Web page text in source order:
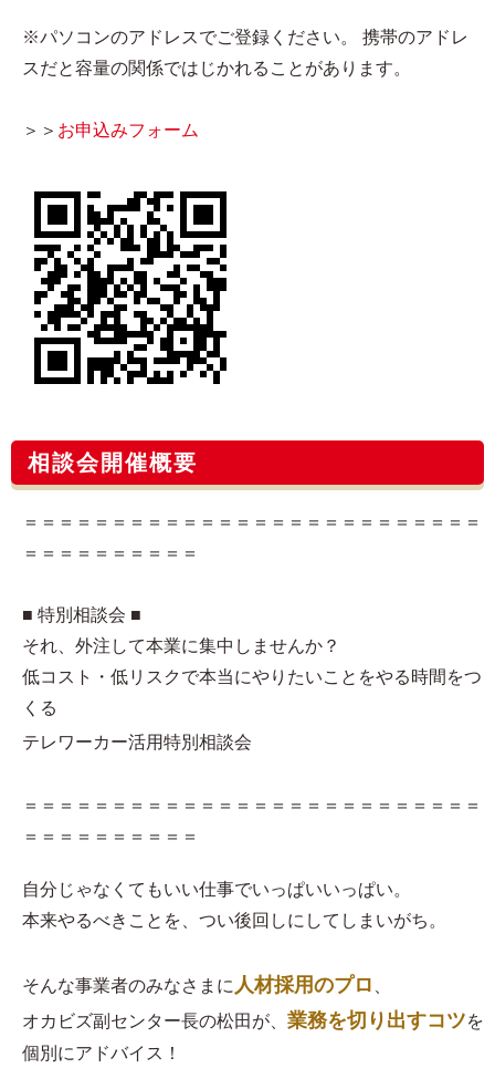
※パソコンのアドレスでご登録ください。 携帯のアドレ
スだと容量の関係ではじかれることがあります。
＞＞ お申込みフォーム​
相談会開催概要
＝＝＝＝＝＝＝＝＝＝＝＝＝＝＝＝＝＝＝＝＝＝＝＝＝＝
＝＝＝＝＝＝＝＝＝＝
■ 特別相談会 ■
それ、外注して本業に集中しませんか？
低コスト・低リスクで本当にやりたいことをやる時間をつ
くる
テレワーカー活用特別相談会
＝＝＝＝＝＝＝＝＝＝＝＝＝＝＝＝＝＝＝＝＝＝＝＝＝＝
＝＝＝＝＝＝＝＝＝＝
自分じゃなくてもいい仕事でいっぱいいっぱい。
本来やるべきことを、つい後回しにしてしまいがち。
そんな事業者のみなさまに 人材採用のプロ
オカビズ副センター長の松田が、 業務を切り出すコツを
個別にアドバイス！